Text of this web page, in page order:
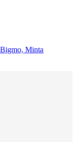
Minta